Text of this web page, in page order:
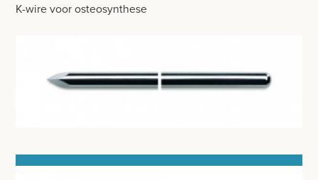
login
HANDSCHOENEN
K-wire voor osteosynthese